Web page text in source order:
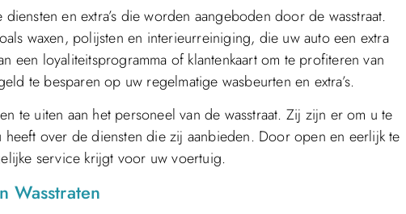
en extra’s die worden aangeboden door de wasstraat.
waxen, polijsten en interieurreiniging, die uw auto een extra
loyaliteitsprogramma of klantenkaart om te profiteren van
te besparen op uw regelmatige wasbeurten en extra’s.
te uiten aan het personeel van de wasstraat. Zij zijn er om u te
over de diensten die zij aanbieden. Door open en eerlijk te
service krijgt voor uw voertuig.
Wasstraten